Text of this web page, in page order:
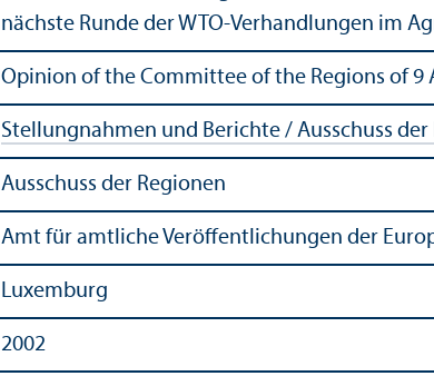
nächste Runde der WTO-Verhandlungen im
Opinion of the Committee of the Regions of
Stellungnahmen und Berichte / Ausschuss der
Ausschuss der Regionen
Amt für amtliche Veröffentlichungen der
Luxemburg
2002